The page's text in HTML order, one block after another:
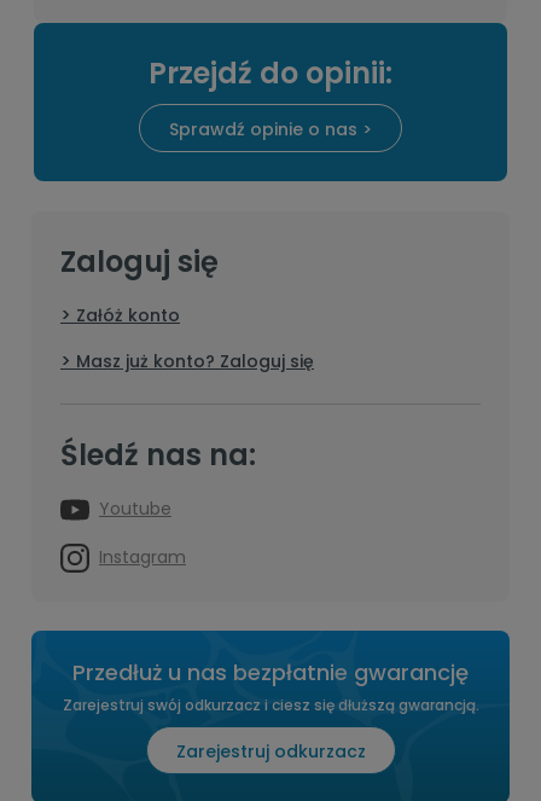
Przejdź do opinii:
Sprawdź opinie o nas >
Zaloguj się
Załóż konto
Masz już konto? Zaloguj się
Śledź nas na:
Youtube
Instagram
Przedłuż u nas bezpłatnie gwarancję
Zarejestruj swój odkurzacz i ciesz się dłuższą gwarancją.
Zarejestruj odkurzacz